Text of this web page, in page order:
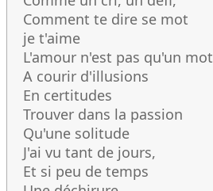
Comment te dire se mot
je t'aime
L'amour n'est pas qu'un mot
A courir d'illusions
En certitudes
Trouver dans la passion
Qu'une solitude
J'ai vu tant de jours,
Et si peu de temps